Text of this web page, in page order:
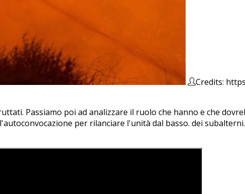
Credits:
Passiamo poi ad analizzare il ruolo che hanno e che
per rilanciare l'unità dal basso. dei